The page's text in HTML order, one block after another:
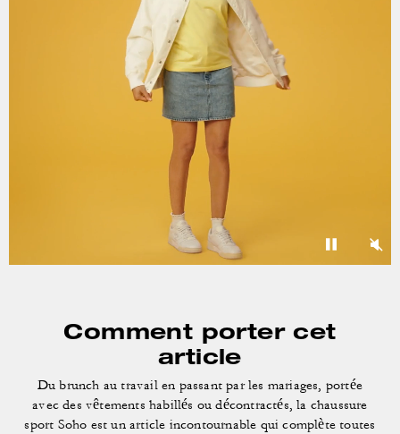
Comment porter cet
article
Du brunch au travail en passant par les mariages, portée
avec des vêtements habillés ou décontractés, la chaussure
sport Soho est un article incontournable qui complète toutes